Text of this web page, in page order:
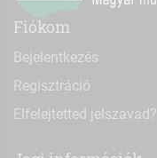
Fiókom
Bejelentkezés
Regisztráció
Elfelejtetted jelszavad?